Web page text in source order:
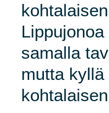
samalla
mutta